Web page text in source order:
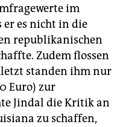
im
er es nicht in die
republikanischen
Zudem flossen
standen ihm nur
Euro) zur
Jindal die Kritik an
zu schaffen,